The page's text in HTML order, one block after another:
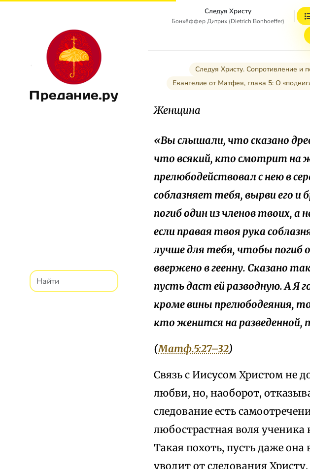
Предание.ру
Следуя Христу
Бонхёффер Дитрих (Dietrich Bonhoeffer)
Следуя Христу. Сопротивление и
Евангелие от Матфея, глава 5: О
Женщина
«Вы слышали, что сказано
что всякий, кто смотрит на
прелюбодействовал с нею в
соблазняет тебя, вырви его и
погиб один из членов твоих, а
если правая твоя рука
лучше для тебя, чтобы погиб
ввержено в геенну. Сказано
пусть даст ей разводную. А Я
кроме вины прелюбодеяния,
кто женится на
(Матф.5:27–32)
Связь с Иисусом Христом не
любви, но, наоборот,
следование есть
любострастная воля ученика
Такая похоть, пусть даже
уводит от следования Христу,